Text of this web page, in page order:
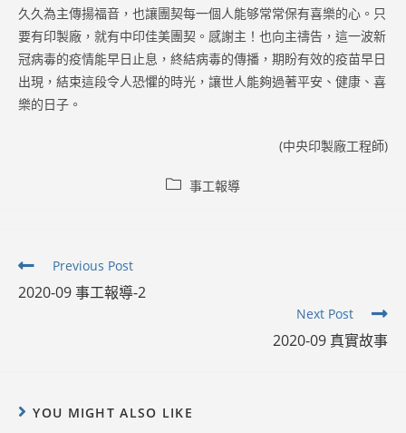
久久為主傳揚福音，也讓團契每一個人能够常常保有喜樂的心。只
要有印製廠，就有中印佳美團契。感謝主！也向主禱告，這一波新
冠病毒的疫情能早日止息，終結病毒的傳播，期盼有效的疫苗早日
出現，結束這段令人恐懼的時光，讓世人能夠過著平安、健康、喜
樂的日子。
(中央印製廠工程師)
Post事工報導
Read
articles
Previous Post
2020-09 事工報導-2
Next Post
2020-09 真實故事
YOU MIGHT ALSO LIKE